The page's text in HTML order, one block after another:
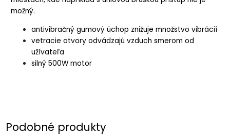
možný.
antivibračný gumový úchop znižuje množstvo vibrácií
vetracie otvory odvádzajú vzduch smerom od
užívateľa
silný 500W motor
Podobné produkty